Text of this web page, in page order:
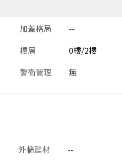
加蓋格局 --
樓層 0樓/2樓
警衛管理 無
外牆建材 --